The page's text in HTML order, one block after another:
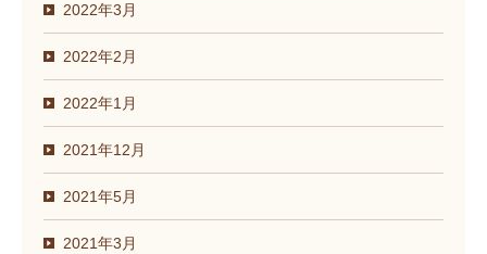
2022年3月
2022年2月
2022年1月
2021年12月
2021年5月
2021年3月